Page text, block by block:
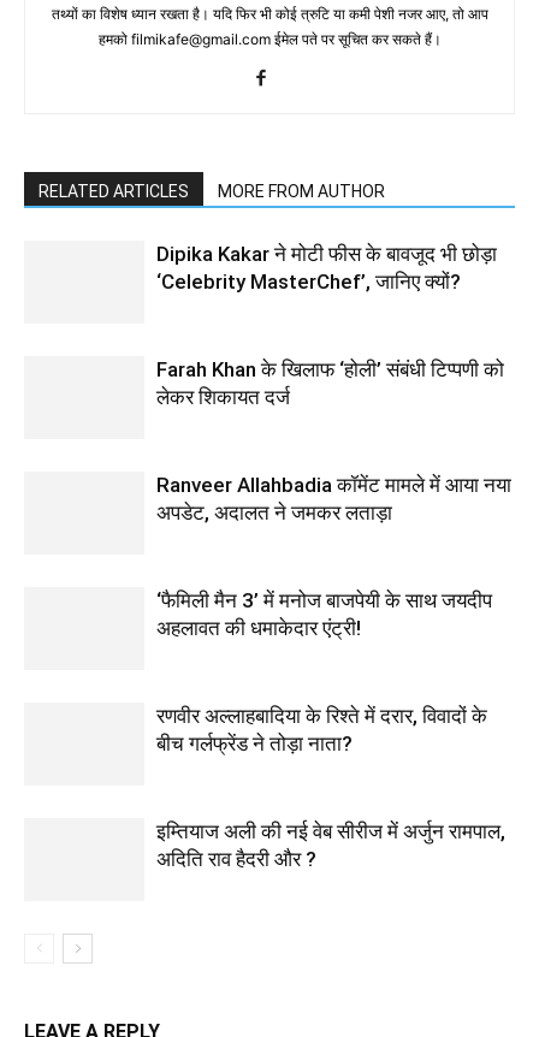
तथ्‍यों का विशेष ध्‍यान रखता है। यदि फिर भी कोई त्रुटि या कमी पेशी नजर आए, तो आप
हमको filmikafe@gmail.com ईमेल पते पर सूचित कर सकते हैं।
RELATED ARTICLES MORE FROM AUTHOR
Dipika Kakar ने मोटी फीस के बावजूद भी छोड़ा
‘Celebrity MasterChef’, जानिए क्यों?
Farah Khan के खिलाफ ‘होली’ संबंधी टिप्पणी को
लेकर शिकायत दर्ज
Ranveer Allahbadia कॉमेंट मामले में आया नया
अपडेट, अदालत ने जमकर लताड़ा
‘फैमिली मैन 3’ में मनोज बाजपेयी के साथ जयदीप
अहलावत की धमाकेदार एंट्री!
रणवीर अल्लाहबादिया के रिश्ते में दरार, विवादों के
बीच गर्लफ्रेंड ने तोड़ा नाता?
इम्तियाज अली की नई वेब सीरीज में अर्जुन रामपाल,
अदिति राव हैदरी और ?
LEAVE A REPLY